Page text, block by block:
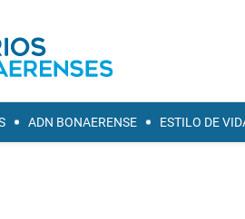
ADN BONAERENSE ESTILO DE